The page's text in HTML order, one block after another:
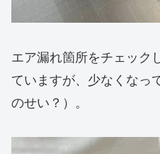
エア漏れ箇所をチェック
ていますが、少なくなっ
のせい？）。